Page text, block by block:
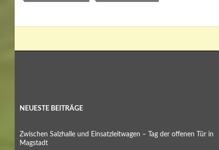
NEUESTE BEITRÄGE
Zwischen Salzhalle und Einsatzleitwagen – Tag der offenen Tür in
Magstadt